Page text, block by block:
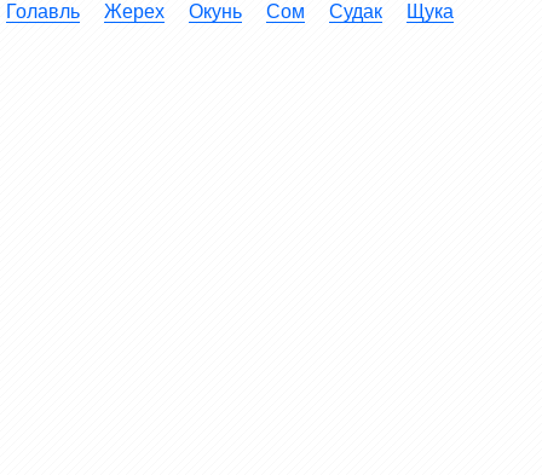
Голавль
Жерех Окунь Сом Судак Щука